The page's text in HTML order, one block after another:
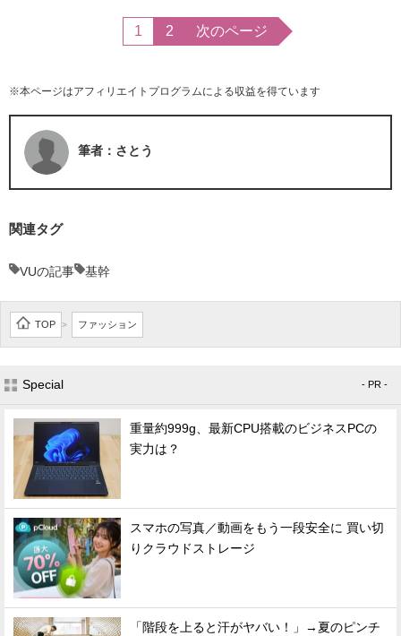
1 2 次のページ
※本ページはアフィリエイトプログラムによる収益を得ています
筆者：さとう
関連タグ
VUの記事 基幹
TOP > ファッション
Special - PR -
重量約999g、最新CPU搭載のビジネスPCの
実力は？
スマホの写真／動画をもう一段安全に 買い切
りクラウドストレージ
「階段を上ると汗がヤバい！」→夏のピンチ